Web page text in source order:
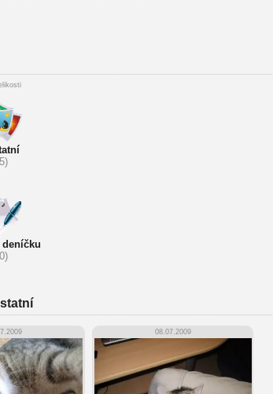
deníčku
08.07.2009